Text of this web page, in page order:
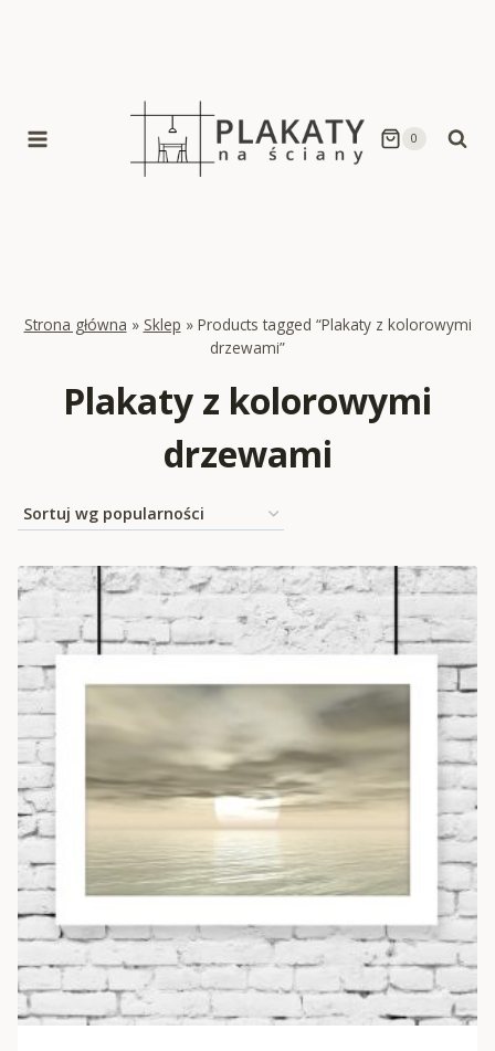
0
Strona główna » Sklep » Products tagged “Plakaty z kolorowymi
drzewami”
Plakaty z kolorowymi
drzewami